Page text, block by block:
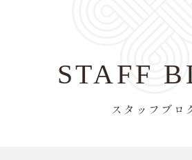
STAFF
スタッフブロ